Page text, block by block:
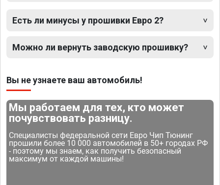
Есть ли минусы у прошивки Евро 2?
Можно ли вернуть заводскую прошивку?
Вы не узнаете ваш автомобиль!
Мы работаем для тех, кто может
почувствовать разницу.
Специалисты федеральной сети Евро Чип Тюнинг
прошили более 10 000 автомобилей в 50+ городах РФ
- поэтому мы знаем, как получить безопасный
максимум от каждой машины!